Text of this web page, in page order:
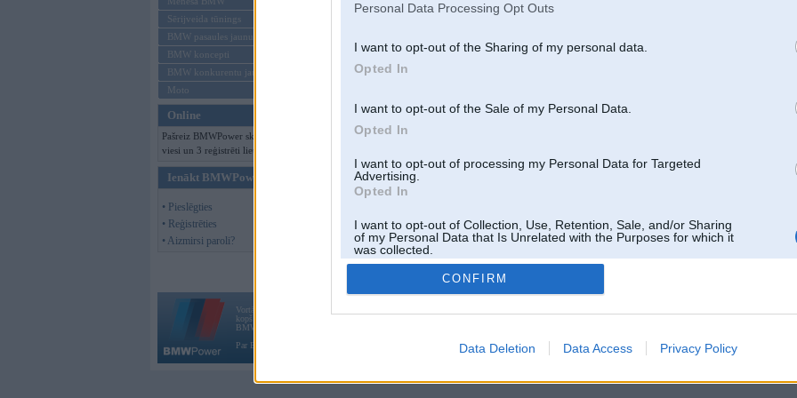
Personal Data Processing Opt Outs
I want to opt-out of the Sharing of my personal data.
Opted In
I want to opt-out of the Sale of my Personal Data.
Opted In
I want to opt-out of processing my Personal Data for Targeted
Advertising.
Opted In
I want to opt-out of Collection, Use, Retention, Sale, and/or Sharing
of my Personal Data that Is Unrelated with the Purposes for which it
was collected.
Opted Out
CONFIRM
Data Deletion Data Access Privacy Policy
Sērijveida tūnings
BMW pasaules jaunumi
BMW koncepti
BMW konkurentu jaunumi
Moto
Online
Pašreiz BMWPower skatās 125
viesi un 3 reģistrēti lietotāji.
Ienākt BMWPower
• Pieslēgties
• Reģistrēties
• Aizmirsi paroli?
Vortāls BMWPower.lv darbojas
kopš 2002. gada 14. maija. Tas nav auto klubs un nav saistīts ar
BMW AG.
Par BMWPower